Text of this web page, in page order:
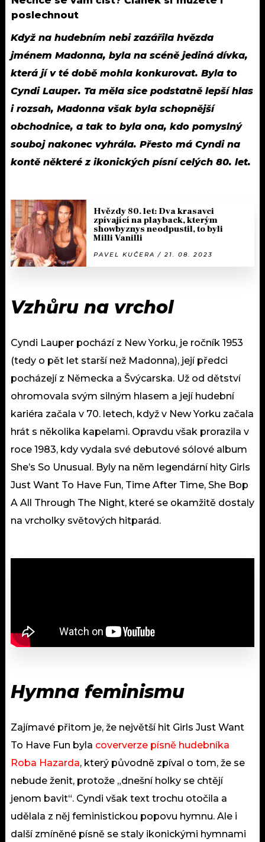
poslechnout
Když na hudebním nebi zazářila hvězda
jménem Madonna, byla na scéně jediná dívka,
která jí v té době mohla konkurovat. Byla to
Cyndi Lauper. Ta měla sice podstatně lepší hlas
i rozsah, Madonna však byla schopnější
obchodnice, a tak to byla ona, kdo pomyslný
souboj nakonec vyhrála. Přesto má Cyndi na
kontě některé z ikonických písní celých 80. let.
Hvězdy 80. let: Dva krasavci
zpívající na playback, kterým
showbyznys neodpustil, to byli
Milli Vanilli
PAVEL KUČERA / 21. 08. 2023
Vzhůru na vrchol
Cyndi Lauper pochází z New Yorku, je ročník 1953
(tedy o pět let starší než Madonna), její předci
pocházejí z Německa a Švýcarska. Už od dětství
ohromovala svým silným hlasem a její hudební
kariéra začala v 70. letech, když v New Yorku začala
hrát s několika kapelami. Opravdu však prorazila v
roce 1983, kdy vydala své debutové sólové album
She’s So Unusual. Byly na něm legendární hity Girls
Just Want To Have Fun, Time After Time, She Bop
A All Through The Night, které se okamžitě dostaly
na vrcholky světových hitparád.
Hymna feminismu
Zajímavé přitom je, že největší hit Girls Just Want
To Have Fun byla coververze písně hudebníka
Roba Hazarda, který původně zpíval o tom, že se
nebude ženit, protože „dnešní holky se chtějí
jenom bavit“. Cyndi však text trochu otočila a
udělala z něj feministickou popovu hymnu. Ale i
další zmíněné písně se staly ikonickými hymnami